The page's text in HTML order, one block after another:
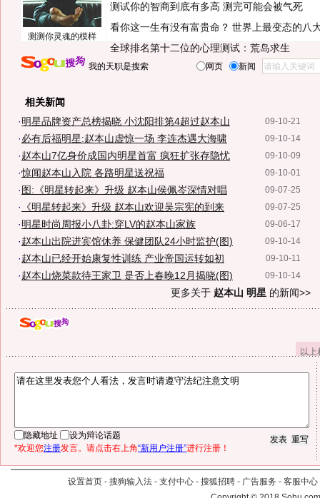
测测你灵魂的模样
测试你的智商到底有多高 测完可能会被气死
看你这一生有没有富贵命？ 世界上最变态的八
全球排名第十二位的心理测试：荒岛求生
我的天职是搜索 网页 新闻
相关新闻
09-10-21
·明星品牌资产总榜揭晓 小沈阳排第4超过赵本山
09-10-14
·必有后福明星:赵本山虚惊一场 李连杰遇大海啸
09-10-09
·赵本山7亿身价成国内明星首富 疯狂扩张存隐忧
09-10-01
·惊闻赵本山入院 各路明星送祝福
09-07-25
· 图:《明星转起来》升级 赵本山侯佩岑深情对唱
09-07-25
· 《明星转起来》升级 赵本山欢迎吴宗宪的到来
09-06-17
·明星时尚周报小八卦:穿LV的赵本山家族
09-10-14
·赵本山出院进宾馆休养 保健团队24小时监护(图)
09-10-11
·赵本山已经开始康复性训练 产业帝国运转如初
09-10-14
·赵本山烧菜款待王家卫 是否上春晚12月揭晓(图)
更多关于 赵本山 明星 的新闻>>
以
隐藏地址
设为辩论话题
*欢迎您注册发言。请点击右上角“新用户注册”进行注册！
设置首页 - 搜狗输入法 - 支付中心 - 搜狐招聘 - 广告服务 - 客服中心